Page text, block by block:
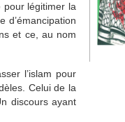
légitimer la
d’émancipation
et ce, au nom
l’islam pour
Celui de la
discours ayant